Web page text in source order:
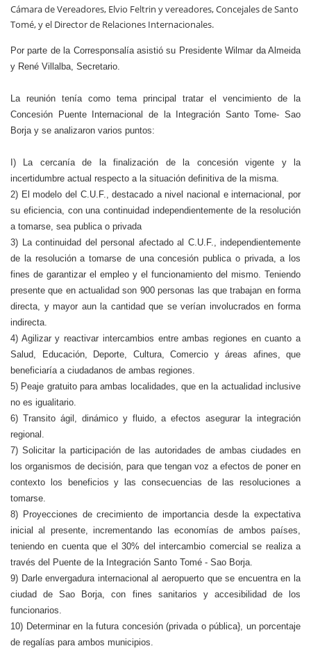
Cámara de Vereadores, Elvio Feltrin y vereadores, Concejales de Santo
Tomé, y el Director de Relaciones Internacionales.
Por parte de la Corresponsalía asistió su Presidente Wilmar da Almeida
y René Villalba, Secretario.
La reunión tenía como tema principal tratar el vencimiento de la
Concesión Puente Internacional de la Integración Santo Tome- Sao
Borja y se analizaron varios puntos:
I) La cercanía de la finalización de la concesión vigente y la
incertidumbre actual respecto a la situación definitiva de la misma.
2) El modelo del C.U.F., destacado a nivel nacional e internacional, por
su eficiencia, con una continuidad independientemente de la resolución
a tomarse, sea publica o privada
3) La continuidad del personal afectado al C.U.F., independientemente
de la resolución a tomarse de una concesión publica o privada, a los
fines de garantizar el empleo y el funcionamiento del mismo. Teniendo
presente que en actualidad son 900 personas las que trabajan en forma
directa, y mayor aun la cantidad que se verían involucrados en forma
indirecta.
4) Agilizar y reactivar intercambios entre ambas regiones en cuanto a
Salud, Educación, Deporte, Cultura, Comercio y áreas afines, que
beneficiaría a ciudadanos de ambas regiones.
5) Peaje gratuito para ambas localidades, que en la actualidad inclusive
no es igualitario.
6) Transito ágil, dinámico y fluido, a efectos asegurar la integración
regional.
7) Solicitar la participación de las autoridades de ambas ciudades en
los organismos de decisión, para que tengan voz a efectos de poner en
contexto los beneficios y las consecuencias de las resoluciones a
tomarse.
8) Proyecciones de crecimiento de importancia desde la expectativa
inicial al presente, incrementando las economías de ambos países,
teniendo en cuenta que el 30% del intercambio comercial se realiza a
través del Puente de la Integración Santo Tomé - Sao Borja.
9) Darle envergadura internacional al aeropuerto que se encuentra en la
ciudad de Sao Borja, con fines sanitarios y accesibilidad de los
funcionarios.
10) Determinar en la futura concesión (privada o pública}, un porcentaje
de regalías para ambos municipios.